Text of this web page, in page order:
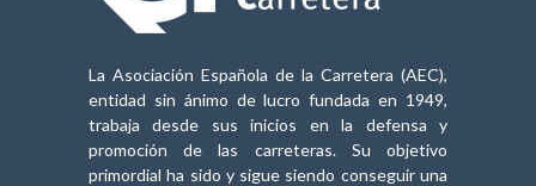
La Asociación Española de la Carretera (AEC),
entidad sin ánimo de lucro fundada en 1949,
trabaja desde sus inicios en la defensa y
promoción de las carreteras. Su objetivo
primordial ha sido y sigue siendo conseguir una